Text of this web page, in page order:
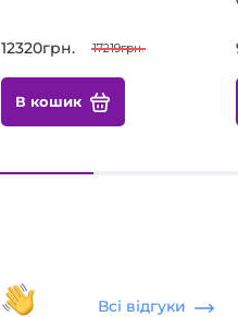
12320грн. 17219грн.
В кошик
Всі відгуки